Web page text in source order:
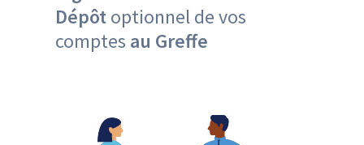
Dépôtoptionnel de vos
comptes au Greffe